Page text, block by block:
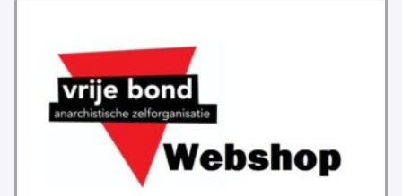
FACEBOOK
INSTAGRAM